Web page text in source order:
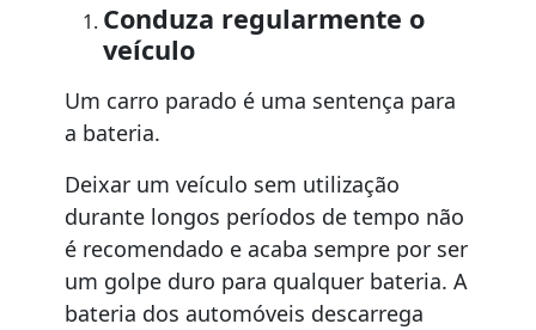
Conduza regularmente o
veículo
Um carro parado é uma sentença para
a bateria.
Deixar um veículo sem utilização
durante longos períodos de tempo não
é recomendado e acaba sempre por ser
um golpe duro para qualquer bateria. A
bateria dos automóveis descarrega